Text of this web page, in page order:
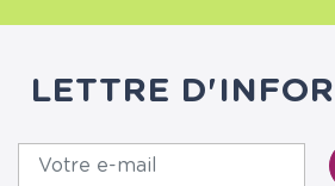
LETTRE